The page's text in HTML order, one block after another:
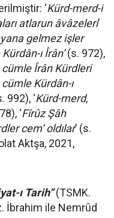
‘Kürd-merd-i
atlarun âvâzeleri’
gelmez işler
ı Îrân’(s. 972),
Îrân Kürdleri
Kürdân-ı
992), ‘Kürd-merd,
‘Fîrûz Şâh
cem‘ oldılar’ (s.
Aktşa, 2021,
ı Tarih”(TSMK.
İbrahim ile Nemrûd